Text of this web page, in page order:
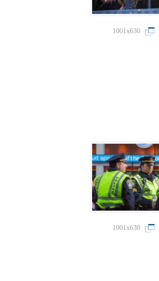
1001x630
1001x630